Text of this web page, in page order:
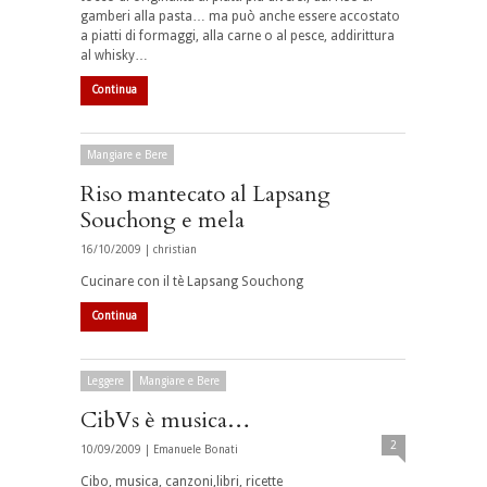
gamberi alla pasta… ma può anche essere accostato
a piatti di formaggi, alla carne o al pesce, addirittura
al whisky…
Continua
Mangiare e Bere
Riso mantecato al Lapsang
Souchong e mela
16/10/2009 | christian
Cucinare con il tè Lapsang Souchong
Continua
Leggere Mangiare e Bere
CibVs è musica…
10/09/2009 | Emanuele Bonati 2
Cibo, musica, canzoni,libri, ricette